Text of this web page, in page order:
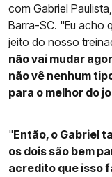
com Gabriel
Barra-SC. "Eu acho
jeito do nosso
não vai mudar
não vê nenhum
para o melhor do
"Então, o Gabriel
os dois são bem
acredito que isso